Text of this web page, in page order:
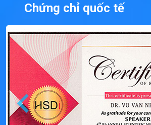
Chứng chỉ quốc tế